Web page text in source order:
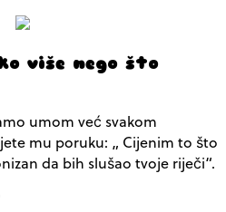
više nego što
umom već svakom
mu poruku: „ Cijenim to što
da bih slušao tvoje riječi“.